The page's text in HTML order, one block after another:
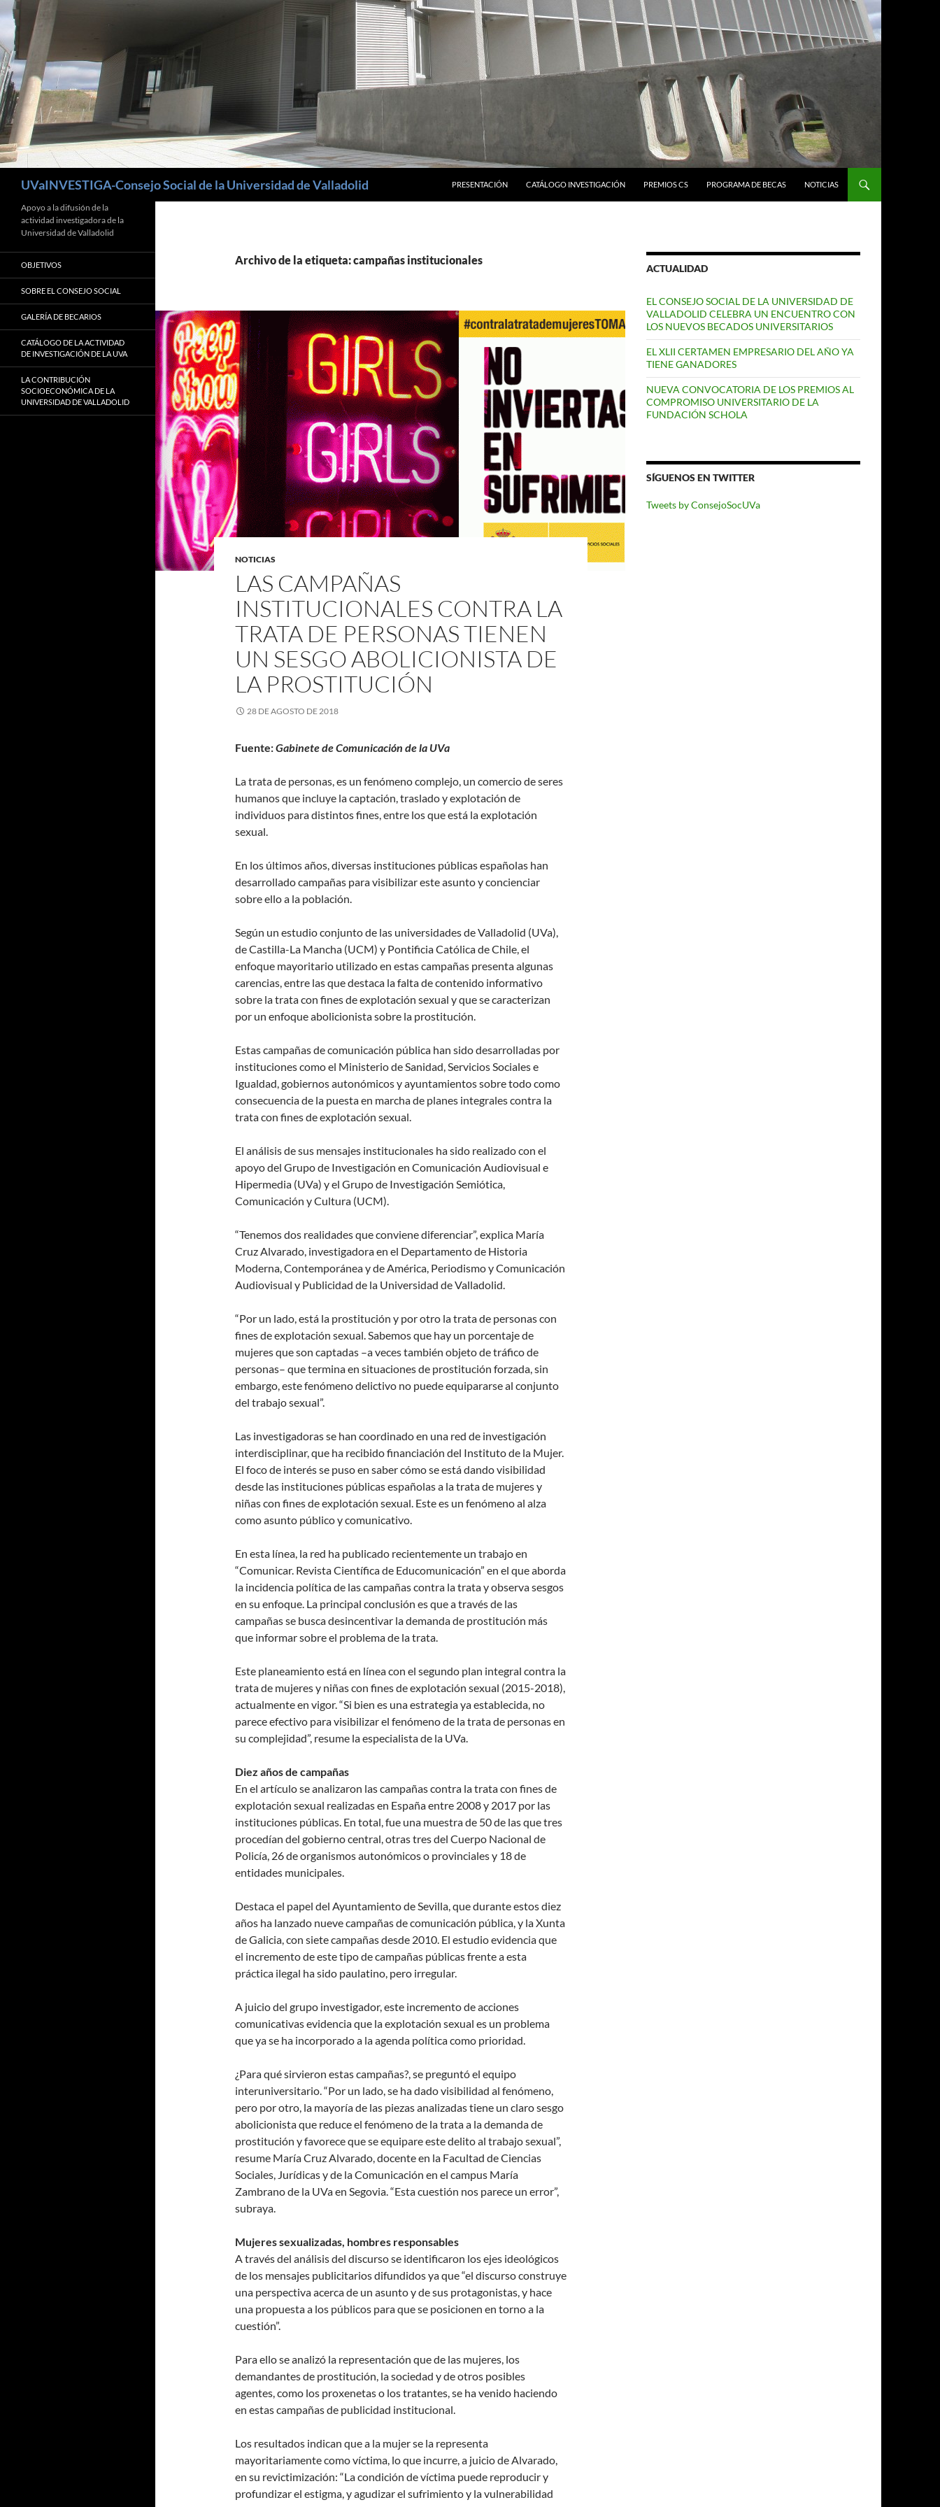
UVaINVESTIGA-Consejo Social de la Universidad de Valladolid
PRESENTACIÓN
CATÁLOGO INVESTIGACIÓN PREMIOS CS PROGRAMA DE BECAS NOTICIAS
Archivo de la etiqueta: campañas institucionales
NOTICIAS
LAS CAMPAÑAS
INSTITUCIONALES CONTRA LA
TRATA DE PERSONAS TIENEN
UN SESGO ABOLICIONISTA DE
LA PROSTITUCIÓN
28 DE AGOSTO DE 2018
Fuente:Gabinete de Comunicación de la UVa
La trata de personas, es un fenómeno complejo, un comercio de seres
humanos que incluye la captación, traslado y explotación de
individuos para distintos fines, entre los que está la explotación
sexual.
En los últimos años, diversas instituciones públicas españolas han
desarrollado campañas para visibilizar este asunto y concienciar
sobre ello a la población.
Según un estudio conjunto de las universidades de Valladolid (UVa),
de Castilla-La Mancha (UCM) y Pontificia Católica de Chile, el
enfoque mayoritario utilizado en estas campañas presenta algunas
carencias, entre las que destaca la falta de contenido informativo
sobre la trata con fines de explotación sexual y que se caracterizan
por un enfoque abolicionista sobre la prostitución.
Estas campañas de comunicación pública han sido desarrolladas por
instituciones como el Ministerio de Sanidad, Servicios Sociales e
Igualdad, gobiernos autonómicos y ayuntamientos sobre todo como
consecuencia de la puesta en marcha de planes integrales contra la
trata con fines de explotación sexual.
El análisis de sus mensajes institucionales ha sido realizado con el
apoyo del Grupo de Investigación en Comunicación Audiovisual e
Hipermedia (UVa) y el Grupo de Investigación Semiótica,
Comunicación y Cultura (UCM).
“Tenemos dos realidades que conviene diferenciar”, explica María
Cruz Alvarado, investigadora en el Departamento de Historia
Moderna, Contemporánea y de América, Periodismo y Comunicación
Audiovisual y Publicidad de la Universidad de Valladolid.
“Por un lado, está la prostitución y por otro la trata de personas con
fines de explotación sexual. Sabemos que hay un porcentaje de
mujeres que son captadas –a veces también objeto de tráfico de
personas– que termina en situaciones de prostitución forzada, sin
embargo, este fenómeno delictivo no puede equipararse al conjunto
del trabajo sexual”.
Las investigadoras se han coordinado en una red de investigación
interdisciplinar, que ha recibido financiación del Instituto de la Mujer.
El foco de interés se puso en saber cómo se está dando visibilidad
desde las instituciones públicas españolas a la trata de mujeres y
niñas con fines de explotación sexual. Este es un fenómeno al alza
como asunto público y comunicativo.
En esta línea, la red ha publicado recientemente un trabajo en
“Comunicar. Revista Científica de Educomunicación” en el que aborda
la incidencia política de las campañas contra la trata y observa sesgos
en su enfoque. La principal conclusión es que a través de las
campañas se busca desincentivar la demanda de prostitución más
que informar sobre el problema de la trata.
Este planeamiento está en línea con el segundo plan integral contra la
trata de mujeres y niñas con fines de explotación sexual (2015-2018),
actualmente en vigor. “Si bien es una estrategia ya establecida, no
parece efectivo para visibilizar el fenómeno de la trata de personas en
su complejidad”, resume la especialista de la UVa.
Diez años de campañas
En el artículo se analizaron las campañas contra la trata con fines de
explotación sexual realizadas en España entre 2008 y 2017 por las
instituciones públicas. En total, fue una muestra de 50 de las que tres
procedían del gobierno central, otras tres del Cuerpo Nacional de
Policía, 26 de organismos autonómicos o provinciales y 18 de
entidades municipales.
Destaca el papel del Ayuntamiento de Sevilla, que durante estos diez
años ha lanzado nueve campañas de comunicación pública, y la Xunta
de Galicia, con siete campañas desde 2010. El estudio evidencia que
el incremento de este tipo de campañas públicas frente a esta
práctica ilegal ha sido paulatino, pero irregular.
A juicio del grupo investigador, este incremento de acciones
comunicativas evidencia que la explotación sexual es un problema
que ya se ha incorporado a la agenda política como prioridad.
¿Para qué sirvieron estas campañas?, se preguntó el equipo
interuniversitario. “Por un lado, se ha dado visibilidad al fenómeno,
pero por otro, la mayoría de las piezas analizadas tiene un claro sesgo
abolicionista que reduce el fenómeno de la trata a la demanda de
prostitución y favorece que se equipare este delito al trabajo sexual”,
resume María Cruz Alvarado, docente en la Facultad de Ciencias
Sociales, Jurídicas y de la Comunicación en el campus María
Zambrano de la UVa en Segovia. “Esta cuestión nos parece un error”,
subraya.
Mujeres sexualizadas, hombres responsables
A través del análisis del discurso se identificaron los ejes ideológicos
de los mensajes publicitarios difundidos ya que “el discurso construye
una perspectiva acerca de un asunto y de sus protagonistas, y hace
una propuesta a los públicos para que se posicionen en torno a la
cuestión”.
Para ello se analizó la representación que de las mujeres, los
demandantes de prostitución, la sociedad y de otros posibles
agentes, como los proxenetas o los tratantes, se ha venido haciendo
en estas campañas de publicidad institucional.
Los resultados indican que a la mujer se la representa
mayoritariamente como víctima, lo que incurre, a juicio de Alvarado,
en su revictimización: “La condición de víctima puede reproducir y
profundizar el estigma, y agudizar el sufrimiento y la vulnerabilidad
ACTUALIDAD
EL CONSEJO SOCIAL DE LA UNIVERSIDAD DE
VALLADOLID CELEBRA UN ENCUENTRO CON
LOS NUEVOS BECADOS UNIVERSITARIOS
EL XLII CERTAMEN EMPRESARIO DEL AÑO YA
TIENE GANADORES
NUEVA CONVOCATORIA DE LOS PREMIOS AL
COMPROMISO UNIVERSITARIO DE LA
FUNDACIÓN SCHOLA
SÍGUENOS EN TWITTER
Tweets by ConsejoSocUVa
Apoyo a la difusión de la
actividad investigadora de la
Universidad de Valladolid
OBJETIVOS
SOBRE EL CONSEJO SOCIAL
GALERÍA DE BECARIOS
CATÁLOGO DE LA ACTIVIDAD
DE INVESTIGACIÓN DE LA UVA
LA CONTRIBUCIÓN
SOCIOECONÓMICA DE LA
UNIVERSIDAD DE VALLADOLID